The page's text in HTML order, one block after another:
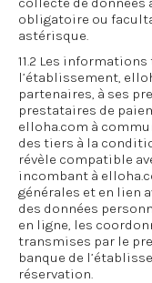
obligatoire ou
astérisque.
11.2 Les
l’établissement,
partenaires, à ses
prestataires de
elloha.com à
des tiers à la
révèle compatible
incombant à
générales et en lien
des données
en ligne, les
transmises par le
banque de
réservation.